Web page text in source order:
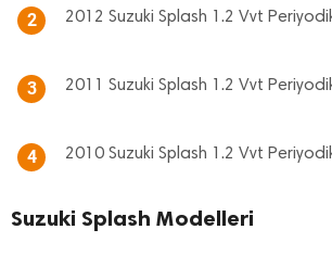
2 2012 Suzuki Splash 1.2 Vvt
3 2011 Suzuki Splash 1.2 Vvt
4 2010 Suzuki Splash 1.2 Vvt
Suzuki Splash Modelleri